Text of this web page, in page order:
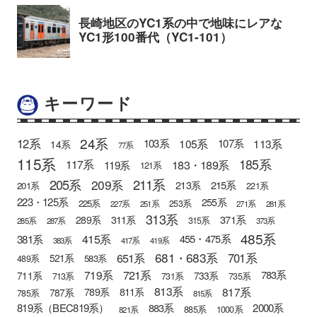
キーワード
12系 14系 24系 77系 103系 105系 107系 113系
115系 117系 119系 121系 183・189系 185系
201系 205系 209系 211系 213系 215系 221系
223・125系 225系 227系 251系 253系 255系 271系
281系
285系
287系 289系 311系 313系 315系 371系 373系
381系 383系 415系 417系 419系 455・475系 485系
489系 521系 583系 651系 681・683系 701系
711系 713系 719系 721系 731系 733系 735系 783系
785系 787系 789系 811系 813系 815系 817系
819系（BEC819系） 821系 883系 885系 1000系 2000系